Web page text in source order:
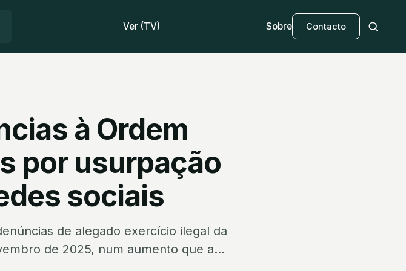
Ver (TV) Sobre Contacto
à Ordem
por usurpação
sociais
de alegado exercício ilegal da
de 2025, num aumento que a...